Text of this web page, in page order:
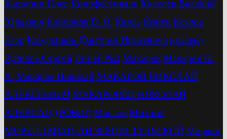
Каширин Олег Кинофестиваль Киселев Валерий
Юрьевич Клепиков В. И. Книга Книги Козлов
Егор Кондрашов Дмитрий Ивановича краевед
Куликов Сергей Лицей №2 Макаров Макаров Н.
А. Макаров Николай МАКАРОВ НИКОЛАЙ
АЛЕКСЕЕВИЧ МАКАРОВЕЦ НИКОЛАЙ
АЛЕКСАНДРОВИЧ Маслов Митинг
МОРЕПЛАВАТЕЛИ ЗЕМЛИ ТУЛЬСКОЙ Моряки